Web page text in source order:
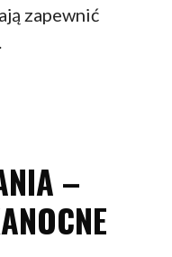
zapewnić
–